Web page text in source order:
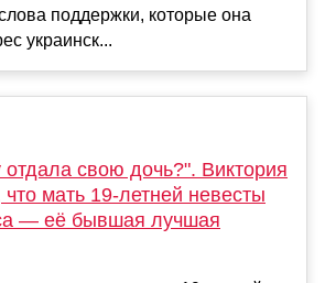
поддержки, которые она
украинск...
свою дочь?". Виктория
мать 19-летней невесты
— её бывшая лучшая